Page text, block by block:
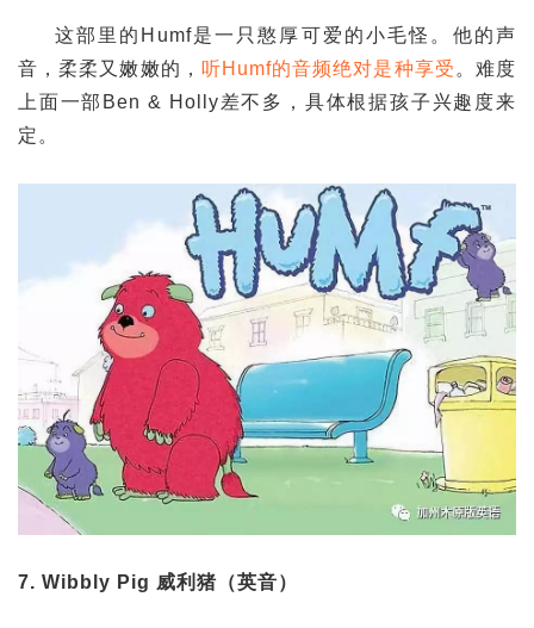
这部里的Humf是一只憨厚可爱的小毛怪。他的声
音，柔柔又嫩嫩的， 听Humf的音频绝对是种享受 。难度
上面一部Ben & Holly差不多，具体根据孩子兴趣度来
定。
7. Wibbly Pig 威利猪（英音）